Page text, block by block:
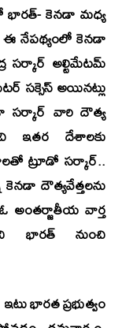
భారత్‌- కెనడా మధ్య
ఈ నేపథ్యంలో కెనడా
సర్కార్ అల్టిమేటమ్
సక్సెస్ అయినట్లు
సర్కార్ వారి దౌత్య
ఇతర దేశాలకు
ట్రూడో సర్కార్..
దౌత్యవేత్తలను
అంతర్జాతీయ వార్త
భారత్‌ నుంచి
భారత ప్రభుత్వం